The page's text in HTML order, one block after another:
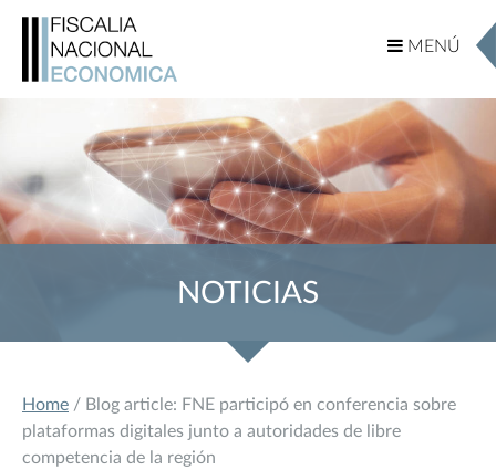
MENÚ
MENÚ
NOTICIAS
Home / Blog article: FNE participó en conferencia sobre
plataformas digitales junto a autoridades de libre
competencia de la región